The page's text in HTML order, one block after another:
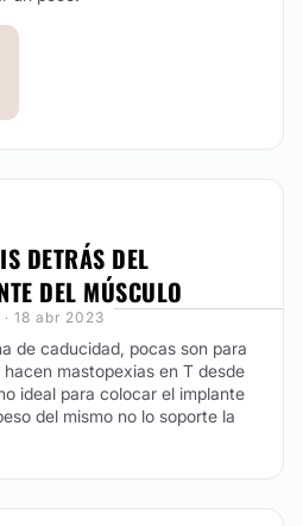
DETRÁS DEL
DEL MÚSCULO
18 abr 2023
de caducidad, pocas son para
mastopexias en T desde
ideal para colocar el implante
del mismo no lo soporte la